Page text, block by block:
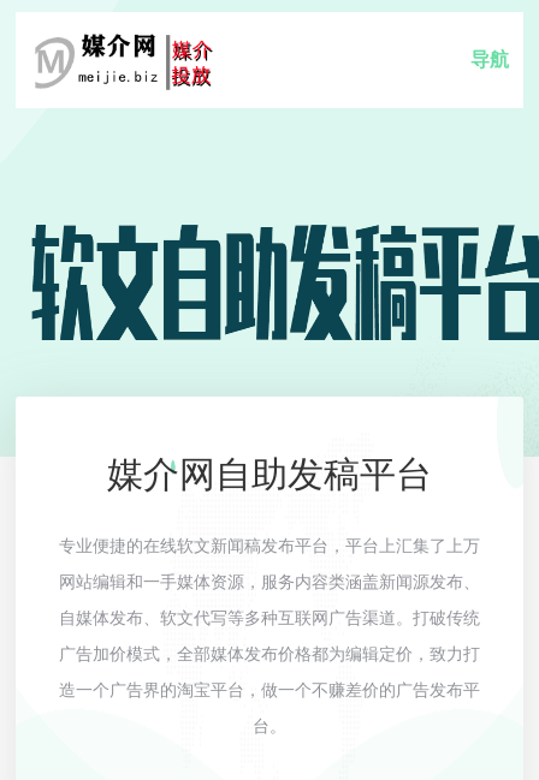
导航
媒介网自助发稿平台
专业便捷的在线软文新闻稿发布平台，平台上汇集了上万
网站编辑和一手媒体资源，服务内容类涵盖新闻源发布、
自媒体发布、软文代写等多种互联网广告渠道。打破传统
广告加价模式，全部媒体发布价格都为编辑定价，致力打
造一个广告界的淘宝平台，做一个不赚差价的广告发布平
台。